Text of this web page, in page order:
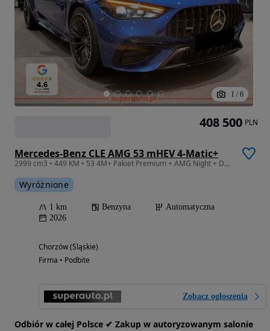
1 / 6
Mercedes-Benz CLE AMG 53 mHEV 4-Matic+
2999 cm3 • 449 KM • 53 4M+ Pakiet Premium + AMG Night + Dach panoramiczny
Wyróżnione
1 km Benzyna
Automatyczna
2026
Chorzów (Śląskie)
Firma • Podbite
Zobacz ogłoszenia
Odbiór w całej Polsce ✔ Zakup w autoryzowanym salonie
408 500 PLN